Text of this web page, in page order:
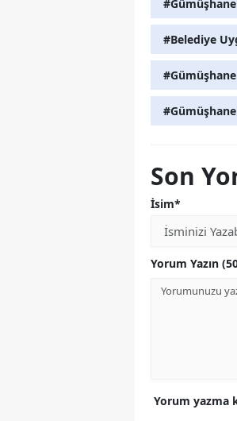
#Belediye
Son
İsim*
Yorum Yazın
Yorum yazma